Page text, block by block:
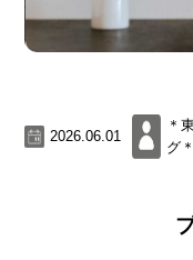
2026.06.01
＊
グ＊